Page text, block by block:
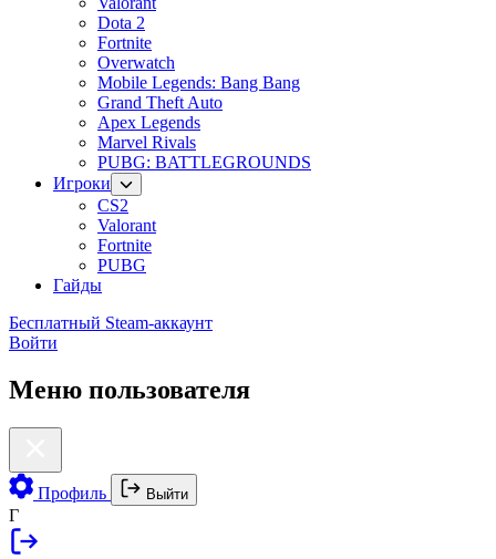
Dota 2
Fortnite
Overwatch
Mobile Legends: Bang Bang
Grand Theft Auto
Apex Legends
Marvel Rivals
PUBG: BATTLEGROUNDS
Игроки
CS2
Valorant
Fortnite
PUBG
Гайды
Бесплатный Steam-аккаунт
Войти
Меню пользователя
Профиль Выйти
Г